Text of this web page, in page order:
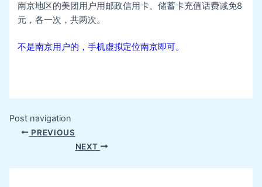
南京地区的美团用户用邮政信用卡、储蓄卡充值话费减免8
元，各一次，共两次。
不是南京用户的，手机虚拟定位南京即可。
Post navigation
PREVIOUS
NEXT